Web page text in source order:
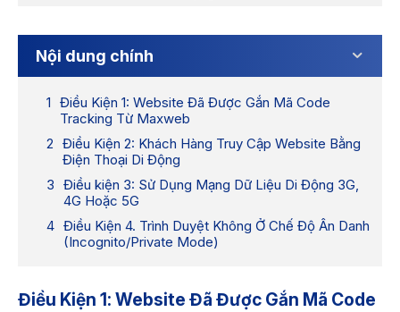
Nội dung chính
Điều Kiện 1: Website Đã Được Gắn Mã Code
Tracking Từ Maxweb
Điều Kiện 2: Khách Hàng Truy Cập Website Bằng
Điện Thoại Di Động
Điều kiện 3: Sử Dụng Mạng Dữ Liệu Di Động 3G,
4G Hoặc 5G
Điều Kiện 4. Trình Duyệt Không Ở Chế Độ Ẩn Danh
(Incognito/Private Mode)
Điều Kiện 1: Website Đã Được Gắn Mã Code